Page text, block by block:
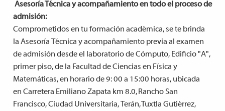
Asesoría Técnica y acompañamiento en todo el proceso de
admisión:
Comprometidos en tu formación académica, se te brinda
la Asesoría Técnica y acompañamiento previa al examen
de admisión desde el laboratorio de Cómputo, Edificio "A",
primer piso, de la Facultad de Ciencias en Física y
Matemáticas, en horario de 9: 00 a 15:00 horas, ubicada
en Carretera Emiliano Zapata km 8.0, Rancho San
Francisco, Ciudad Universitaria, Terán, Tuxtla Gutiérrez,